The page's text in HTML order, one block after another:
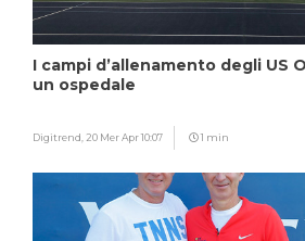
I campi d’allenamento degli US
un ospedale
Digitrend, 20 Mer Apr 10:07 1 min